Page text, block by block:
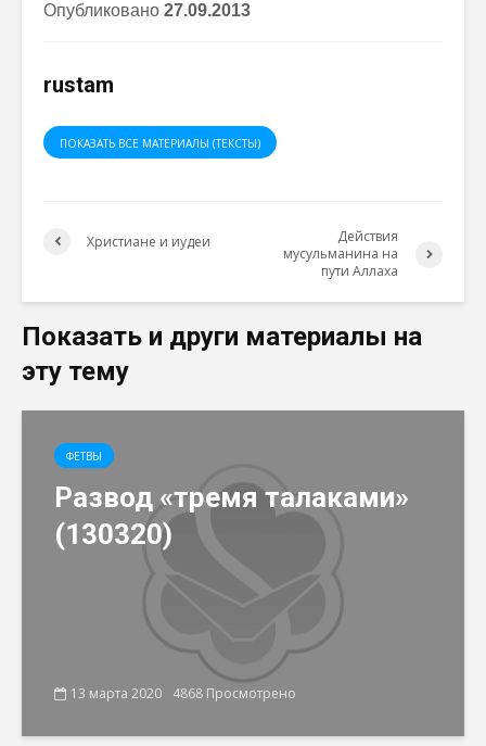
Опубликовано 27.09.2013
rustam
ПОКАЗАТЬ ВСЕ МАТЕРИАЛЫ (ТЕКСТЫ)
Христиане и иудеи
Действия
мусульманина на
пути Аллаха
Показать и други материалы на
эту тему
ФЕТВЫ
Развод «тремя талаками»
(130320)
13 марта 2020 4868 Просмотрено